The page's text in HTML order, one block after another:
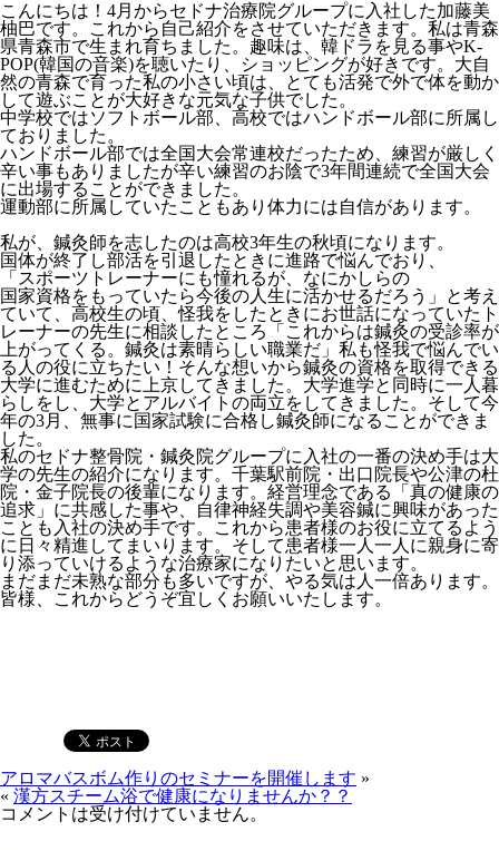
こんにちは！4月からセドナ治療院グループに入社した加藤美
柚巴です。これから自己紹介をさせていただきます。私は青森
県青森市で生まれ育ちました。趣味は、韓ドラを見る事やK-
POP(韓国の音楽)を聴いたり、ショッピングが好きです。大自
然の青森で育った私の小さい頃は、とても活発で外で体を動か
して遊ぶことが大好きな元気な子供でした。
中学校ではソフトボール部、高校ではハンドボール部に所属し
ておりました。
ハンドボール部では全国大会常連校だったため、練習が厳しく
辛い事もありましたが辛い練習のお陰で3年間連続で全国大会
に出場することができました。
運動部に所属していたこともあり体力には自信があります。
私が、鍼灸師を志したのは高校3年生の秋頃になります。
国体が終了し部活を引退したときに進路で悩んでおり、
「スポーツトレーナーにも憧れるが、なにかしらの
国家資格をもっていたら今後の人生に活かせるだろう」と考え
ていて、高校生の頃、怪我をしたときにお世話になっていたト
レーナーの先生に相談したところ「これからは鍼灸の受診率が
上がってくる。鍼灸は素晴らしい職業だ」私も怪我で悩んでい
る人の役に立ちたい！そんな想いから鍼灸の資格を取得できる
大学に進むために上京してきました。大学進学と同時に一人暮
らしをし、大学とアルバイトの両立をしてきました。そして今
年の3月、無事に国家試験に合格し鍼灸師になることができま
した。
私のセドナ整骨院・鍼灸院グループに入社の一番の決め手は大
学の先生の紹介になります。千葉駅前院・出口院長や公津の杜
院・金子院長の後輩になります。経営理念である「真の健康の
追求」に共感した事や、自律神経失調や美容鍼に興味があった
ことも入社の決め手です。これから患者様のお役に立てるよう
に日々精進してまいります。そして患者様一人一人に親身に寄
り添っていけるような治療家になりたいと思います。
まだまだ未熟な部分も多いですが、やる気は人一倍あります。
皆様、これからどうぞ宜しくお願いいたします。
アロマバスボム作りのセミナーを開催します »
« 漢方スチーム浴で健康になりませんか？？
コメントは受け付けていません。